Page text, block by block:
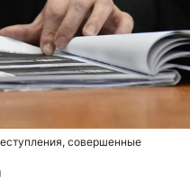
совершенные